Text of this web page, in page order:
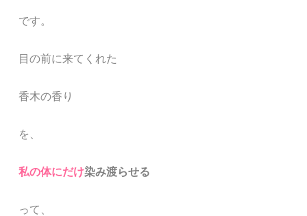
です。
目の前に来てくれた
香木の香り
を、
私の体にだけ染み渡らせる
って、